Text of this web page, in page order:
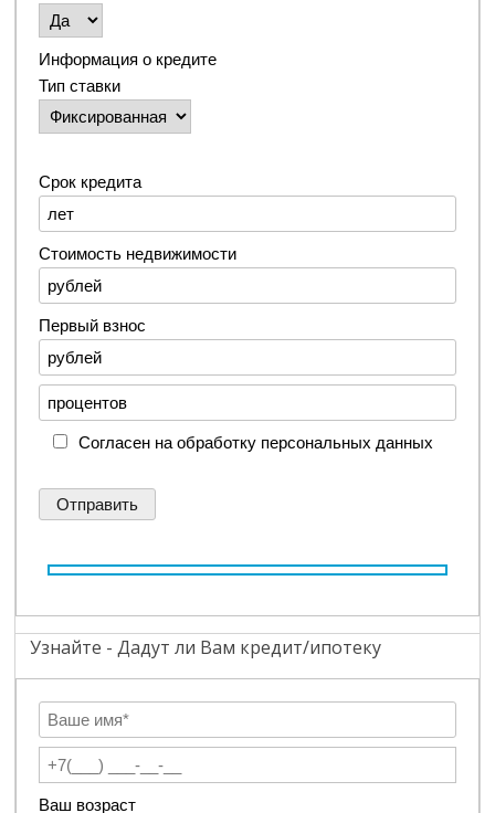
Информация о кредите
Тип ставки
Срок кредита
Стоимость недвижимости
Первый взнос
Согласен на обработку персональных данных
Узнайте - Дадут ли Вам кредит/ипотеку
Ваш возраст